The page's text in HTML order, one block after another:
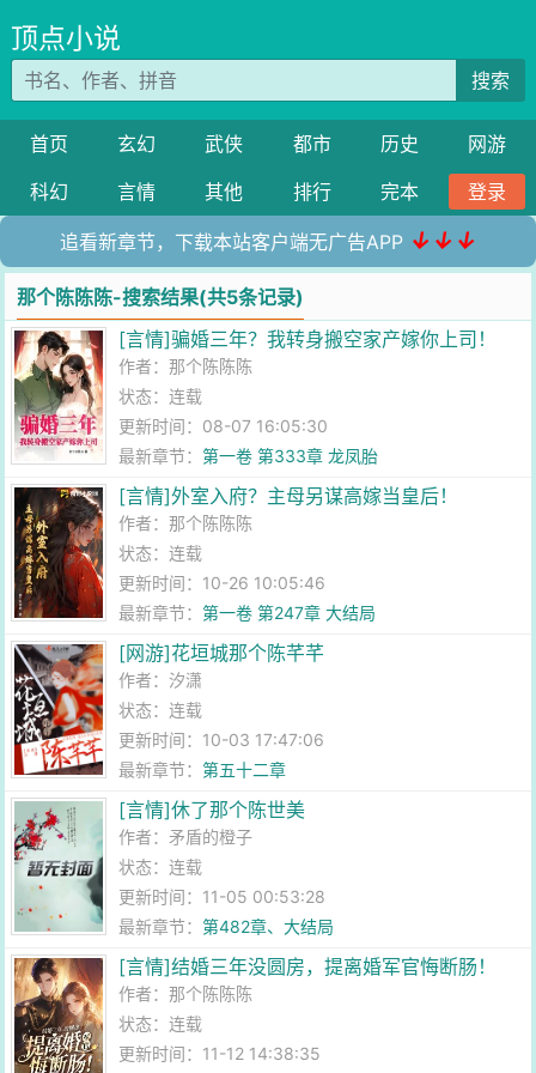
顶点小说
搜索
首页 玄幻 武侠 都市 历史
网游
科幻
言情 其他 排行 完本 登录
追看新章节，下载本站客户端无广告APP ↓↓↓
那个陈陈陈-搜索结果(共5条记录)
[言情]骗婚三年？我转身搬空家产嫁你上司！
作者：那个陈陈陈
状态：连载
更新时间：08-07 16:05:30
最新章节：第一卷 第333章 龙凤胎
[言情]外室入府？主母另谋高嫁当皇后！
作者：那个陈陈陈
状态：连载
更新时间：10-26 10:05:46
最新章节：第一卷 第247章 大结局
[网游]花垣城那个陈芊芊
作者：汐潇
状态：连载
更新时间：10-03 17:47:06
最新章节：第五十二章
[言情]休了那个陈世美
作者：矛盾的橙子
状态：连载
更新时间：11-05 00:53:28
最新章节：第482章、大结局
[言情]结婚三年没圆房，提离婚军官悔断肠！
作者：那个陈陈陈
状态：连载
更新时间：11-12 14:38:35